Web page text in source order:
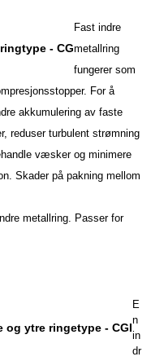
- CG
Fast indre
metallring
fungerer som
For å
akkumulering av faste
reduser turbulent strømning
væsker og minimere
Skader på pakning mellom
metallring. Passer for
og ytre ringetype - CGI
E
n
in
dr